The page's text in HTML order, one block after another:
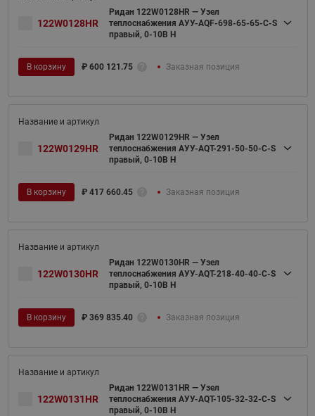
122W0128HR
Ридан 122W0128HR — Узел
теплоснабжения АУУ-AQF-698-65-65-C-S
правый, 0-10В H
В корзину ₽ 600 121.75 Заказная позиция
122W0129HR
Ридан 122W0129HR — Узел
теплоснабжения АУУ-AQT-291-50-50-C-S
правый, 0-10В H
В корзину ₽ 417 660.45 Заказная позиция
122W0130HR
Ридан 122W0130HR — Узел
теплоснабжения АУУ-AQT-218-40-40-C-S
правый, 0-10В H
В корзину ₽ 369 835.40 Заказная позиция
122W0131HR
Ридан 122W0131HR — Узел
теплоснабжения АУУ-AQT-105-32-32-C-S
правый, 0-10В H